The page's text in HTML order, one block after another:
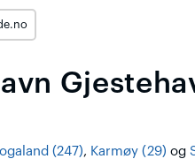
(247), Karmøy (29) og